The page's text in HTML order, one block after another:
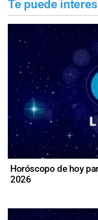
Te puede
Horóscopo de hoy
2026